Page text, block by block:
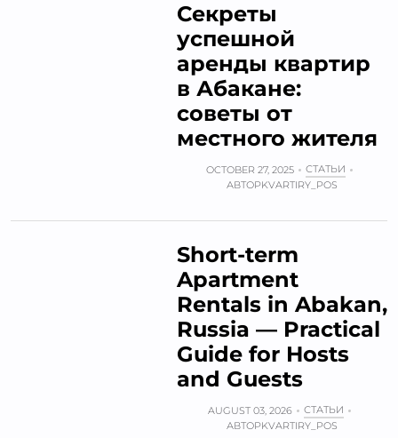
Секреты
успешной
аренды квартир
в Абакане:
советы от
местного жителя
OCTOBER 27, 2025
СТАТЬИ
АВТОРKVARTIRY_POS
Short-term
Apartment
Rentals in Abakan,
Russia — Practical
Guide for Hosts
and Guests
AUGUST 03, 2026
СТАТЬИ
АВТОРKVARTIRY_POS